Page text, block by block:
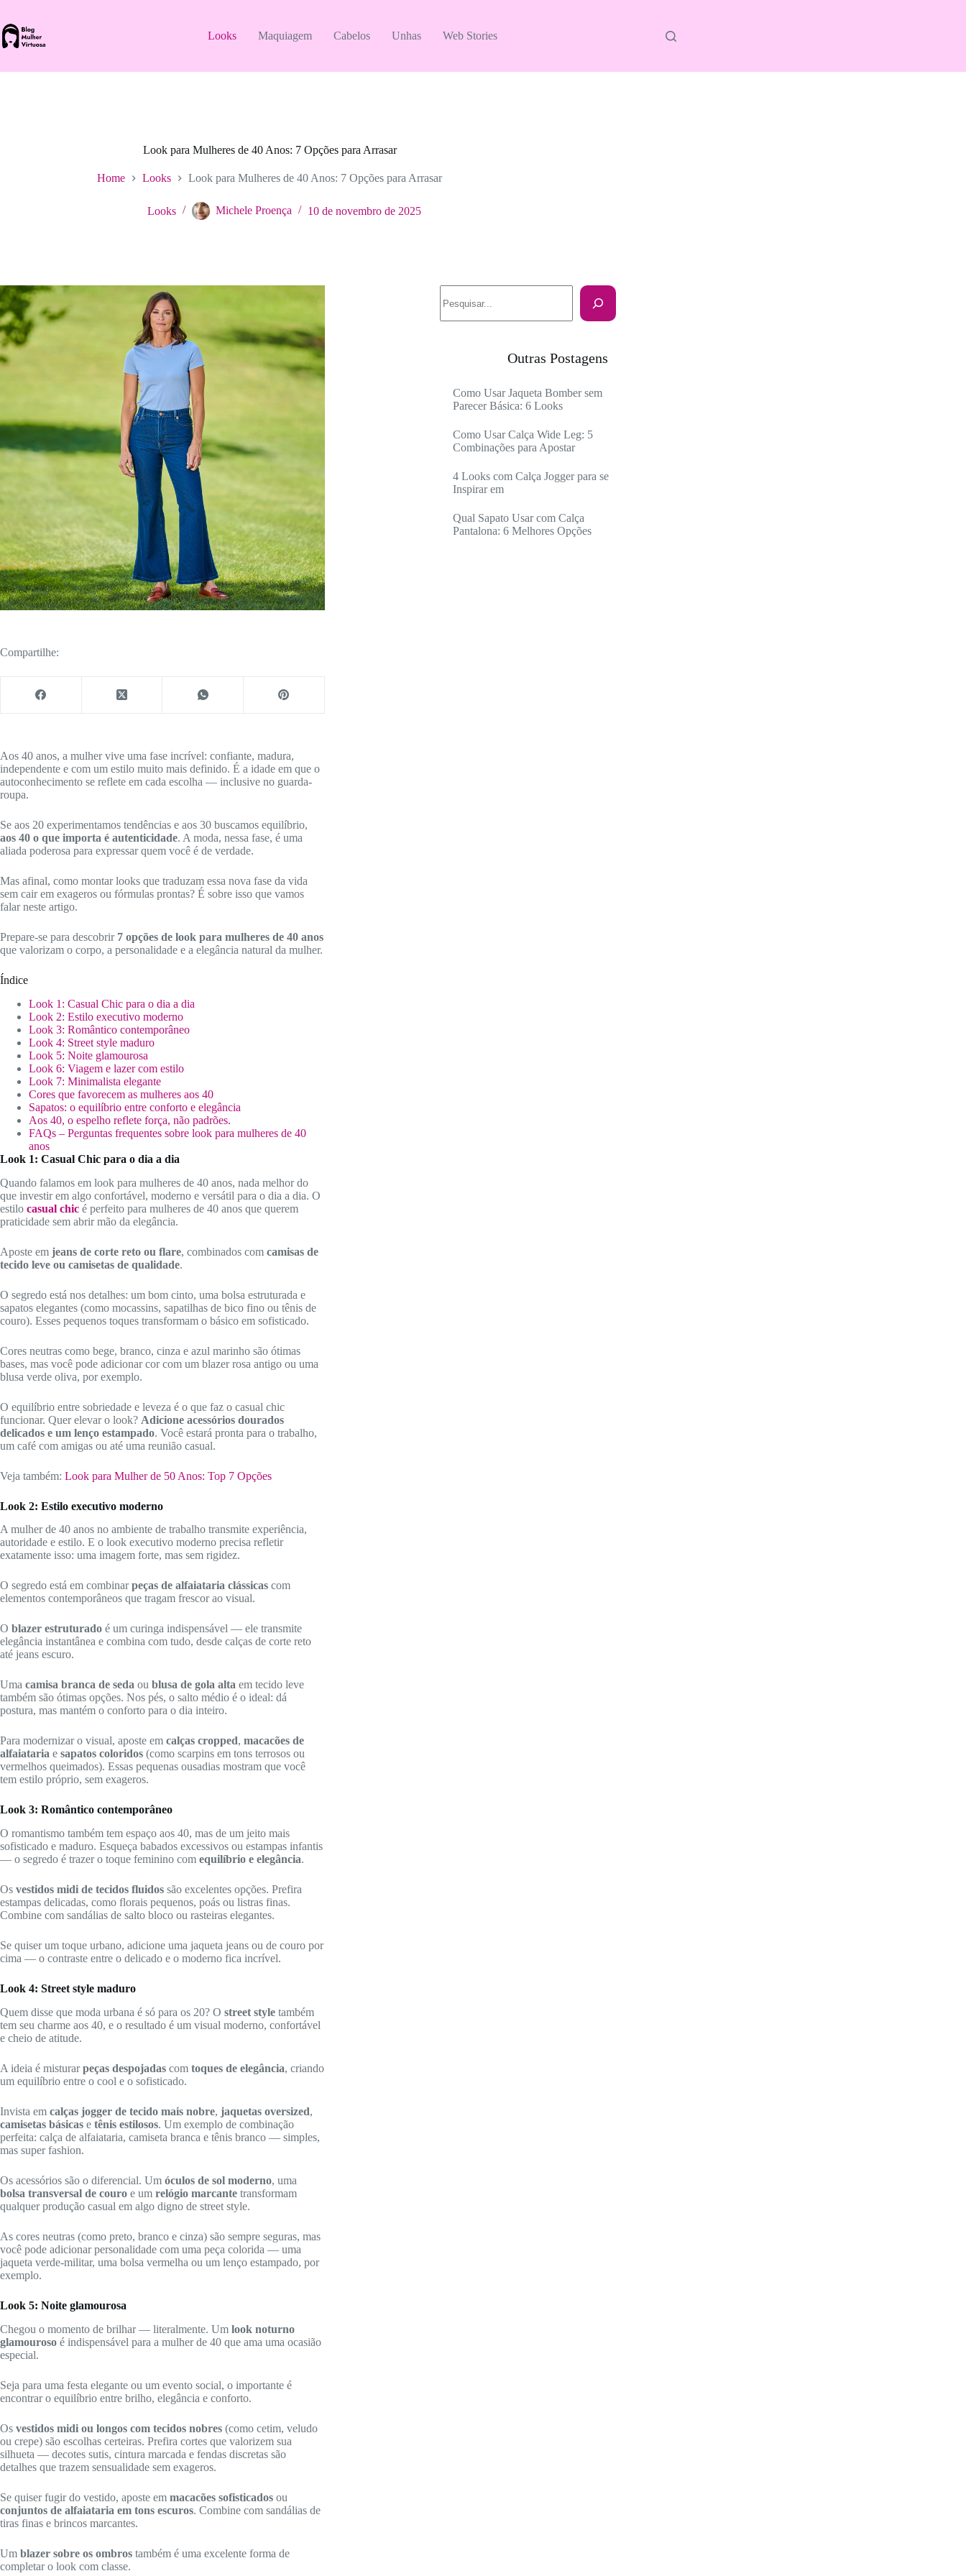
o
conteúdo
Looks Maquiagem Cabelos Unhas Web Stories
Look para Mulheres de 40 Anos: 7 Opções para Arrasar
Home Looks Look para Mulheres de 40 Anos: 7 Opções para Arrasar
Looks Michele Proença 10 de novembro de 2025
Compartilhe:
Aos 40 anos, a mulher vive uma fase incrível: confiante, madura,
independente e com um estilo muito mais definido. É a idade em que o
autoconhecimento se reflete em cada escolha — inclusive no guarda-
roupa.
Se aos 20 experimentamos tendências e aos 30 buscamos equilíbrio,
aos 40 o que importa é autenticidade. A moda, nessa fase, é uma
aliada poderosa para expressar quem você é de verdade.
Mas afinal, como montar looks que traduzam essa nova fase da vida
sem cair em exageros ou fórmulas prontas? É sobre isso que vamos
falar neste artigo.
Prepare-se para descobrir 7 opções de look para mulheres de 40 anos
que valorizam o corpo, a personalidade e a elegância natural da mulher.
Índice
Look 1: Casual Chic para o dia a dia
Look 2: Estilo executivo moderno
Look 3: Romântico contemporâneo
Look 4: Street style maduro
Look 5: Noite glamourosa
Look 6: Viagem e lazer com estilo
Look 7: Minimalista elegante
Cores que favorecem as mulheres aos 40
Sapatos: o equilíbrio entre conforto e elegância
Aos 40, o espelho reflete força, não padrões.
FAQs – Perguntas frequentes sobre look para mulheres de 40
anos
Look 1: Casual Chic para o dia a dia
Quando falamos em look para mulheres de 40 anos, nada melhor do
que investir em algo confortável, moderno e versátil para o dia a dia. O
estilo casual chic é perfeito para mulheres de 40 anos que querem
praticidade sem abrir mão da elegância.
Aposte em jeans de corte reto ou flare, combinados com camisas de
tecido leve ou camisetas de qualidade.
O segredo está nos detalhes: um bom cinto, uma bolsa estruturada e
sapatos elegantes (como mocassins, sapatilhas de bico fino ou tênis de
couro). Esses pequenos toques transformam o básico em sofisticado.
Cores neutras como bege, branco, cinza e azul marinho são ótimas
bases, mas você pode adicionar cor com um blazer rosa antigo ou uma
blusa verde oliva, por exemplo.
O equilíbrio entre sobriedade e leveza é o que faz o casual chic
funcionar. Quer elevar o look? Adicione acessórios dourados
delicados e um lenço estampado. Você estará pronta para o trabalho,
um café com amigas ou até uma reunião casual.
Veja também: Look para Mulher de 50 Anos: Top 7 Opções
Look 2: Estilo executivo moderno
A mulher de 40 anos no ambiente de trabalho transmite experiência,
autoridade e estilo. E o look executivo moderno precisa refletir
exatamente isso: uma imagem forte, mas sem rigidez.
O segredo está em combinarpeças de alfaiataria clássicas com
elementos contemporâneos que tragam frescor ao visual.
O blazer estruturado é um curinga indispensável — ele transmite
elegância instantânea e combina com tudo, desde calças de corte reto
até jeans escuro.
Uma camisa branca de seda ou blusa de gola alta em tecido leve
também são ótimas opções. Nos pés, o salto médio é o ideal: dá
postura, mas mantém o conforto para o dia inteiro.
Para modernizar o visual, aposte em calças cropped, macacões de
alfaiataria e sapatos coloridos (como scarpins em tons terrosos ou
vermelhos queimados). Essas pequenas ousadias mostram que você
tem estilo próprio, sem exageros.
Look 3: Romântico contemporâneo
O romantismo também tem espaço aos 40, mas de um jeito mais
sofisticado e maduro. Esqueça babados excessivos ou estampas infantis
— o segredo é trazer o toque feminino com equilíbrio e elegância.
Os vestidos midi de tecidos fluidos são excelentes opções. Prefira
estampas delicadas, como florais pequenos, poás ou listras finas.
Combine com sandálias de salto bloco ou rasteiras elegantes.
Se quiser um toque urbano, adicione uma jaqueta jeans ou de couro por
cima — o contraste entre o delicado e o moderno fica incrível.
Look 4: Street style maduro
Quem disse que moda urbana é só para os 20? O street style também
tem seu charme aos 40, e o resultado é um visual moderno, confortável
e cheio de atitude.
A ideia é misturarpeças despojadas com toques de elegância, criando
um equilíbrio entre o cool e o sofisticado.
Invista em calças jogger de tecido mais nobre, jaquetas oversized,
camisetas básicas e tênis estilosos. Um exemplo de combinação
perfeita: calça de alfaiataria, camiseta branca e tênis branco — simples,
mas super fashion.
Os acessórios são o diferencial. Um óculos de sol moderno, uma
bolsa transversal de couro e um relógio marcante transformam
qualquer produção casual em algo digno de street style.
As cores neutras (como preto, branco e cinza) são sempre seguras, mas
você pode adicionar personalidade com uma peça colorida — uma
jaqueta verde-militar, uma bolsa vermelha ou um lenço estampado, por
exemplo.
Look 5: Noite glamourosa
Chegou o momento de brilhar — literalmente. Um look noturno
glamouroso é indispensável para a mulher de 40 que ama uma ocasião
especial.
Seja para uma festa elegante ou um evento social, o importante é
encontrar o equilíbrio entre brilho, elegância e conforto.
Os vestidos midi ou longos com tecidos nobres (como cetim, veludo
ou crepe) são escolhas certeiras. Prefira cortes que valorizem sua
silhueta — decotes sutis, cintura marcada e fendas discretas são
detalhes que trazem sensualidade sem exageros.
Se quiser fugir do vestido, aposte em macacões sofisticados ou
conjuntos de alfaiataria em tons escuros. Combine com sandálias de
tiras finas e brincos marcantes.
Um blazer sobre os ombros também é uma excelente forma de
completar o look com classe.
Outras Postagens
Como Usar Jaqueta Bomber sem
Parecer Básica: 6 Looks
Como Usar Calça Wide Leg: 5
Combinações para Apostar
4 Looks com Calça Jogger para se
Inspirar em
Qual Sapato Usar com Calça
Pantalona: 6 Melhores Opções